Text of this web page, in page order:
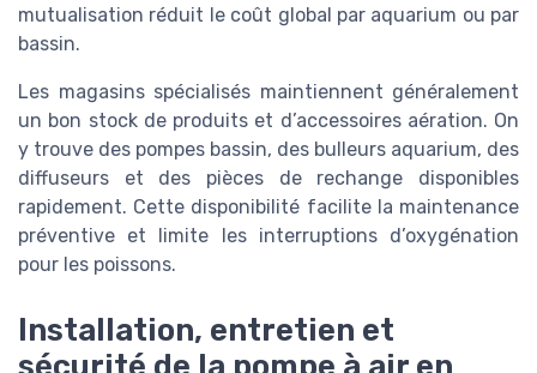
mutualisation réduit le coût global par aquarium ou par
bassin.
Les magasins spécialisés maintiennent généralement
un bon stock de produits et d’accessoires aération. On
y trouve des pompes bassin, des bulleurs aquarium, des
diffuseurs et des pièces de rechange disponibles
rapidement. Cette disponibilité facilite la maintenance
préventive et limite les interruptions d’oxygénation
pour les poissons.
Installation, entretien et
sécurité de la pompe à air en